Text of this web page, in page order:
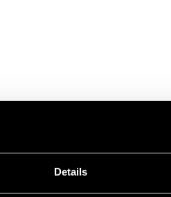
Details